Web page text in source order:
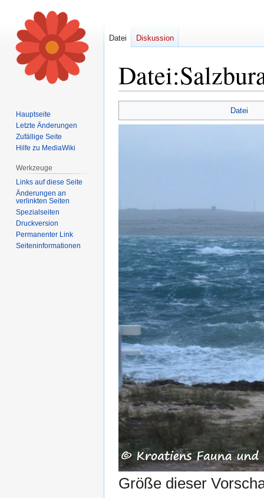
Datei:
Navigation
Suche
Datei
Größe dieser
Datei Diskussion
Hauptseite
Letzte Änderungen
Zufällige Seite
Hilfe zu MediaWiki
Werkzeuge
Links auf diese Seite
Änderungen an
verlinkten Seiten
Spezialseiten
Druckversion
Permanenter Link
Seiten­informationen